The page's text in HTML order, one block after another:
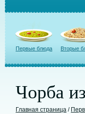
Первые блюда Вторые
Чорба
Главная страница /